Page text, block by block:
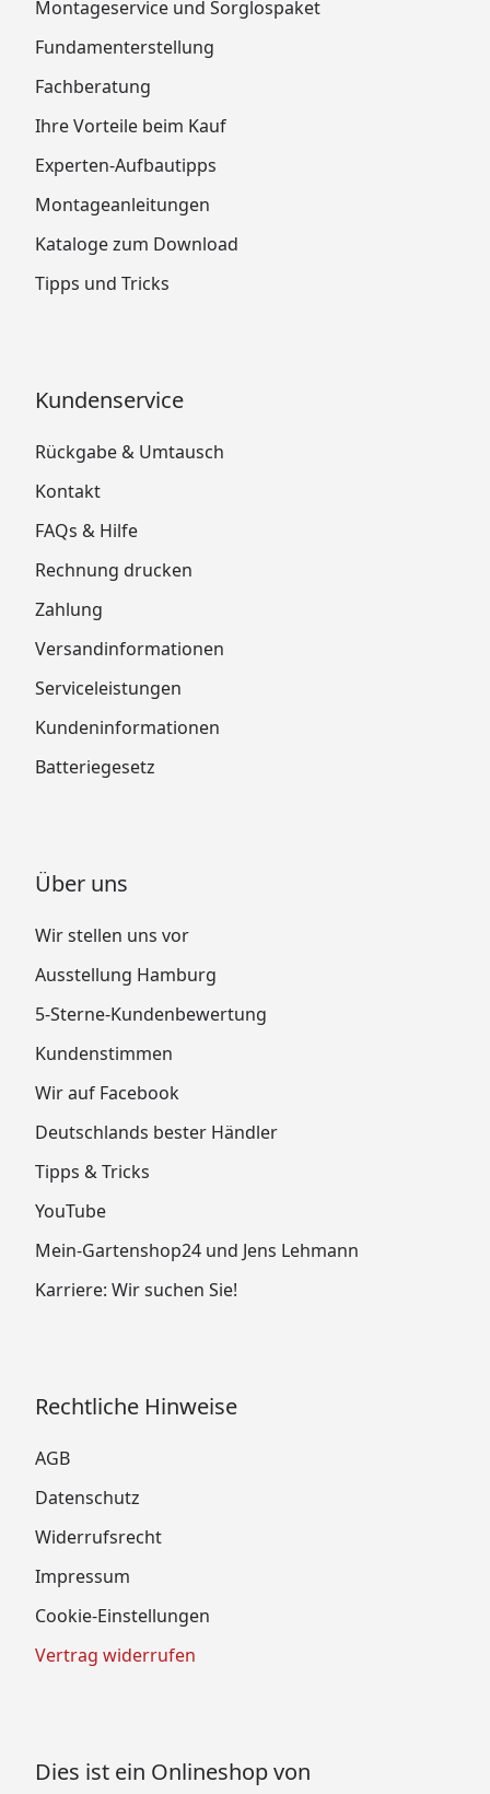
Montageservice und Sorglospaket
Fundamenterstellung
Fachberatung
Ihre Vorteile beim Kauf
Experten-Aufbautipps
Montageanleitungen
Kataloge zum Download
Tipps und Tricks
Kundenservice
Rückgabe & Umtausch
Kontakt
FAQs & Hilfe
Rechnung drucken
Zahlung
Versandinformationen
Serviceleistungen
Kundeninformationen
Batteriegesetz
Über uns
Wir stellen uns vor
Ausstellung Hamburg
5-Sterne-Kundenbewertung
Kundenstimmen
Wir auf Facebook
Deutschlands bester Händler
Tipps & Tricks
YouTube
Mein-Gartenshop24 und Jens Lehmann
Karriere: Wir suchen Sie!
Rechtliche Hinweise
AGB
Datenschutz
Widerrufsrecht
Impressum
Cookie-Einstellungen
Vertrag widerrufen
Dies ist ein Onlineshop von